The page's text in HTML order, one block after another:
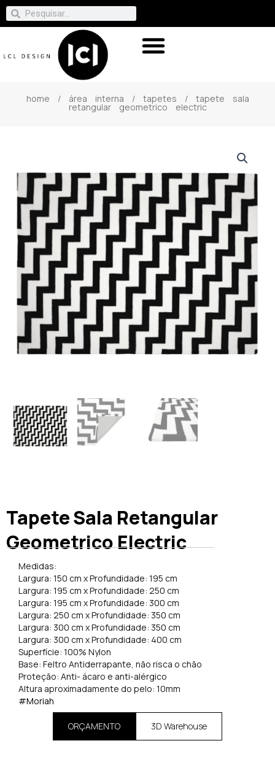
home / área interna / tapetes / tapete sala
retangular geometrico electric
Tapete Sala Retangular
Geometrico Electric
Medidas:
Largura: 150 cm x Profundidade: 195 cm
Largura: 195 cm x Profundidade: 250 cm
Largura: 195 cm x Profundidade: 300 cm
Largura: 250 cm x Profundidade: 350 cm
Largura: 300 cm x Profundidade: 350 cm
Largura: 300 cm x Profundidade: 400 cm
Superfície: 100% Nylon
Base: Feltro Antiderrapante, não risca o chão
Proteção: Anti- ácaro e anti-alérgico
Altura aproximadamente do pelo: 10mm
#Moriah
ORÇAMENTO 3D Warehouse